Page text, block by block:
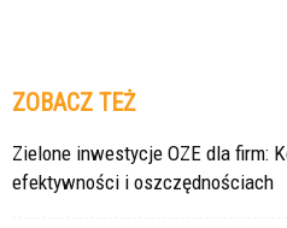
ZOBACZ TEŻ
Zielone inwestycje OZE dla firm:
efektywności i oszczędnościach